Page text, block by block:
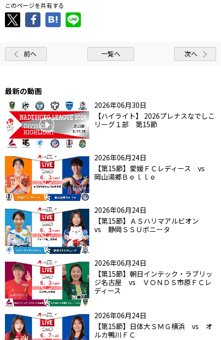
このページを共有する
前へ 一覧へ 次へ
最新の動画
2026年06月30日
【ハイライト】 2026プレナスなでしこ
リーグ１部 第15節
2026年06月24日
【第15節】愛媛ＦＣレディース vs
岡山湯郷Ｂｅｌｌｅ
2026年06月24日
【第15節】ＡＳハリマアルビオン
vs 静岡ＳＳＵボニータ
2026年06月24日
【第15節】朝日インテック・ラブリッ
ジ名古屋 vs ＶＯＮＤＳ市原ＦＣレ
ディース
2026年06月24日
【第15節】日体大ＳＭＧ横浜 vs オ
ルカ鴨川ＦＣ